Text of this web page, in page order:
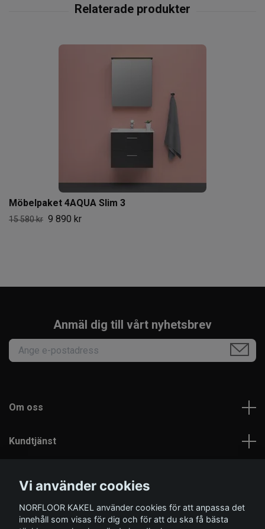
Möbelpaket 4AQUA Slim 3
15 580 kr 9 890 kr
Anmäl dig till vårt nyhetsbrev
Om oss
Kundtjänst
Sociala medier
Vi använder cookies
NORFLOOR KAKEL använder cookies för att anpassa det
innehåll som visas för dig och för att du ska få bästa